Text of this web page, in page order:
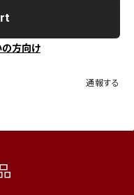
方向け
通報する